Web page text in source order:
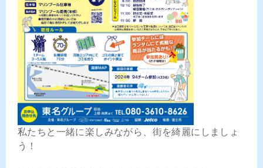
私たちと一緒に楽しみながら、街を綺麗にしましょ
う！